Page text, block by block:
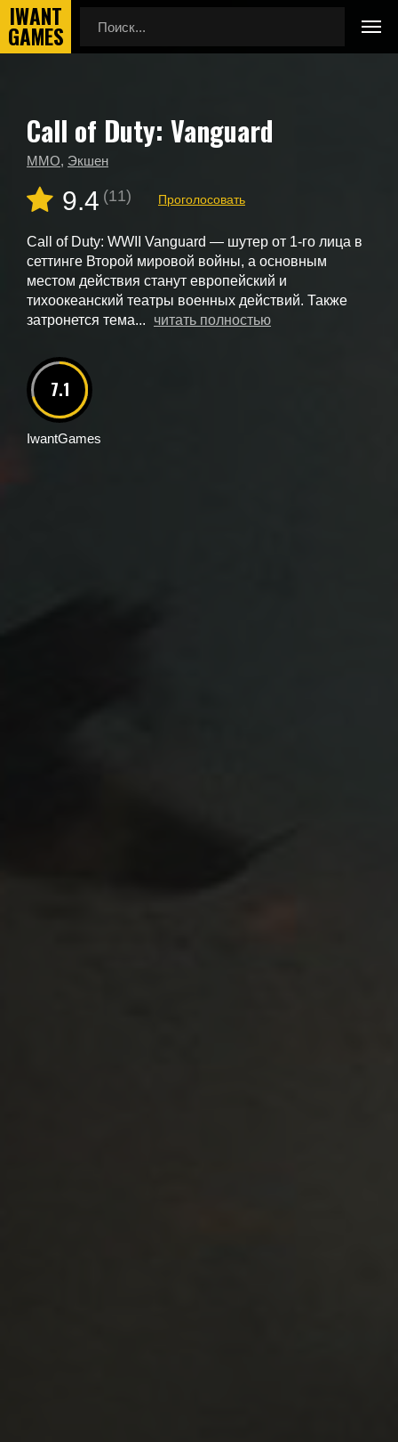
Главная
Новые игры
Call of Duty: Vanguard
Call of Duty: Vanguard
MMO, Экшен
9.4 (11) Проголосовать
Call of Duty: WWII Vanguard — шутер от 1-го лица в
сеттинге Второй мировой войны, а основным
местом действия станут европейский и
тихоокеанский театры военных действий. Также
затронется тема...
читать полностью
7.1
IwantGames